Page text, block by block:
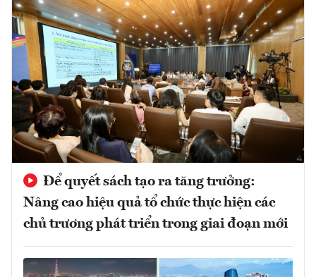
Để quyết sách tạo ra tăng trưởng:
Nâng cao hiệu quả tổ chức thực hiện các
chủ trương phát triển trong giai đoạn mới